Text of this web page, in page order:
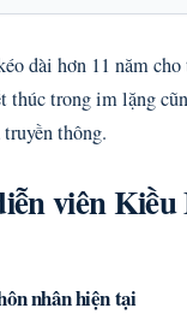
dài hơn 11 năm cho
thúc trong im lặng
thông.
viên
nhân hiện tại